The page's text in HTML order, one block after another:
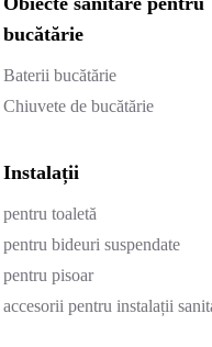
bucătărie
Baterii bucătărie
Chiuvete de bucătărie
Instalații
pentru toaletă
pentru bideuri suspendate
pentru pisoar
accesorii pentru instalații